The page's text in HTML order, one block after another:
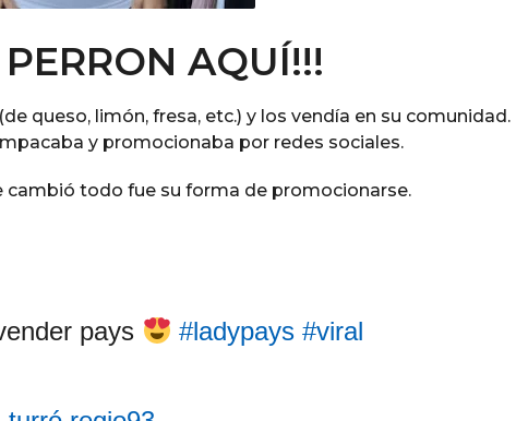
PERRON AQUÍ!!!
queso, limón, fresa, etc.) y los vendía en su comunidad.
y promocionaba por redes sociales.
cambió todo fue su forma de promocionarse.
pays
#ladypays #viral